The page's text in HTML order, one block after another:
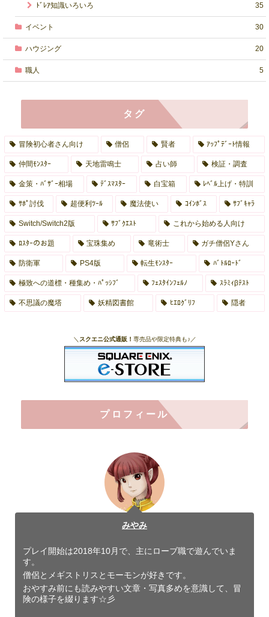
ﾄﾞﾚｱ知識いろいろ 35
イベント 30
ハウジング 20
職人 5
タグ
冒険初心者さん向け 僧侶 賢者 ｱｯﾌﾟﾃﾞｰﾄ情報
仲間ﾓﾝｽﾀｰ 天地雷鳴士 占い師 検証・調査
金策・ﾊﾞｻﾞｰ相場 ﾃﾞｽﾏｽﾀｰ 白宝箱 ﾚﾍﾞﾙ上げ・特訓
ｻﾎﾟ討伐 超便利ﾂｰﾙ 魔法使い ｺｲﾝﾎﾞｽ ｻﾌﾞｷｬﾗ
Switch/Switch2版 ｻﾌﾞｸｴｽﾄ これから始める人向け
ﾛｽﾀｰのお題 宝珠集め 竜術士 ガチ僧侶Yさん
防衛軍 PS4版 転生ﾓﾝｽﾀｰ ﾊﾞﾄﾙﾛｰﾄﾞ
極致への道標・種集め・ﾊﾟｯｼﾌﾞ ﾌｪｽﾀｲﾝﾌｪﾙﾉ ｽﾗﾐｨβﾃｽﾄ
不思議の魔塔 妖精図書館 ﾋｴﾛｸﾞﾘﾌ 隠者
＼ スクエニ公式通販！ 専売品や限定特典も♪／
プロフィール
みやみ
プレイ開始は2018年10月で、主にローブ職で遊んでいま
す。
僧侶とメギストリスとモーモンが好きです。
おやすみ前にも読みやすい文章・写真多めを意識して、冒
険の様子を綴ります☆彡